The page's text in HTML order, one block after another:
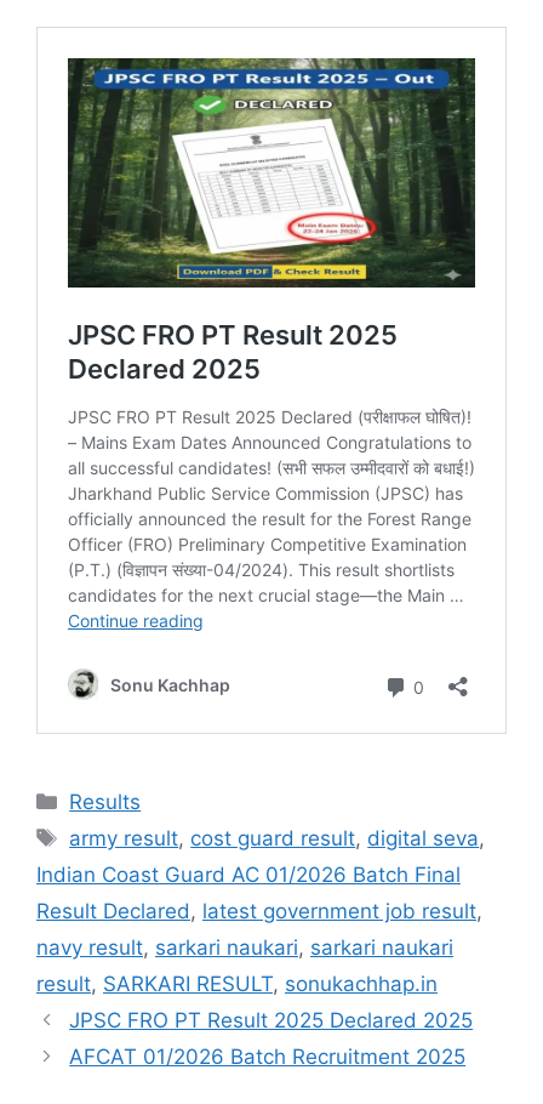
Results
army result, cost guard result, digital seva,
Indian Coast Guard AC 01/2026 Batch Final
Result Declared , latest government job result,
navy result, sarkari naukari, sarkari naukari
result, SARKARI RESULT, sonukachhap.in
JPSC FRO PT Result 2025 Declared 2025
AFCAT 01/2026 Batch Recruitment 2025